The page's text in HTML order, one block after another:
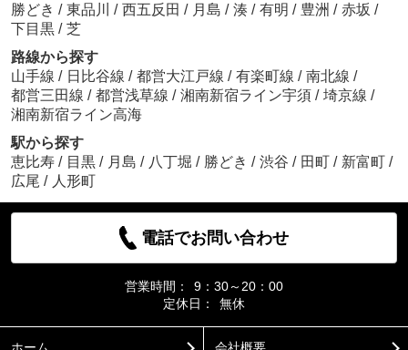
勝どき / 東品川 / 西五反田 / 月島 / 湊 / 有明 / 豊洲 / 赤坂 /
下目黒 / 芝
路線から探す
山手線 / 日比谷線 / 都営大江戸線 / 有楽町線 / 南北線 /
都営三田線 / 都営浅草線 / 湘南新宿ライン宇須 / 埼京線 /
湘南新宿ライン高海
駅から探す
恵比寿 / 目黒 / 月島 / 八丁堀 / 勝どき / 渋谷 / 田町 / 新富町 /
広尾 / 人形町
電話でお問い合わせ
営業時間：
9：30～20：00
定休日：
無休
ホーム 会社概要